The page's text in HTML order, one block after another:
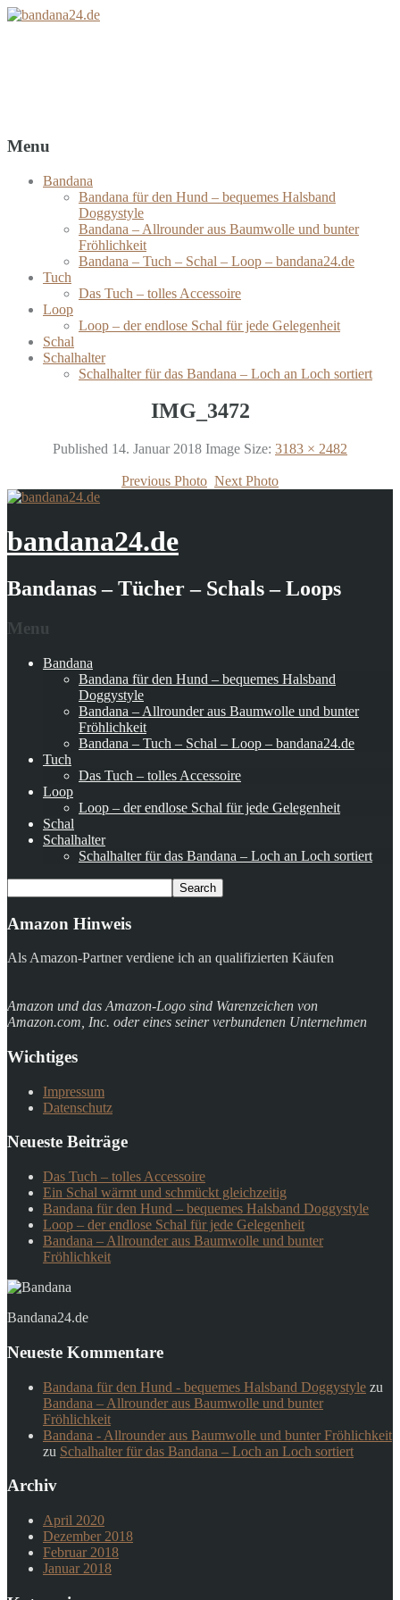
Menu
Bandana
Bandana für den Hund – bequemes Halsband
Doggystyle
Bandana – Allrounder aus Baumwolle und bunter
Fröhlichkeit
Bandana – Tuch – Schal – Loop – bandana24.de
Tuch
Das Tuch – tolles Accessoire
Loop
Loop – der endlose Schal für jede Gelegenheit
Schal
Schalhalter
Schalhalter für das Bandana – Loch an Loch sortiert
IMG_3472
Published 14. Januar 2018 Image Size: 3183 × 2482
Previous Photo Next Photo
bandana24.de
Bandanas – Tücher – Schals – Loops
Menu
Bandana
Bandana für den Hund – bequemes Halsband
Doggystyle
Bandana – Allrounder aus Baumwolle und bunter
Fröhlichkeit
Bandana – Tuch – Schal – Loop – bandana24.de
Tuch
Das Tuch – tolles Accessoire
Loop
Loop – der endlose Schal für jede Gelegenheit
Schal
Schalhalter
Schalhalter für das Bandana – Loch an Loch sortiert
Amazon Hinweis
Als Amazon-Partner verdiene ich an qualifizierten Käufen
Amazon und das Amazon-Logo sind Warenzeichen von
Amazon.com, Inc. oder eines seiner verbundenen Unternehmen
Wichtiges
Impressum
Datenschutz
Neueste Beiträge
Das Tuch – tolles Accessoire
Ein Schal wärmt und schmückt gleichzeitig
Bandana für den Hund – bequemes Halsband Doggystyle
Loop – der endlose Schal für jede Gelegenheit
Bandana – Allrounder aus Baumwolle und bunter
Fröhlichkeit
Bandana24.de
Neueste Kommentare
Bandana für den Hund - bequemes Halsband Doggystyle zu
Bandana – Allrounder aus Baumwolle und bunter
Fröhlichkeit
Bandana - Allrounder aus Baumwolle und bunter Fröhlichkeit
zu Schalhalter für das Bandana – Loch an Loch sortiert
Archiv
April 2020
Dezember 2018
Februar 2018
Januar 2018